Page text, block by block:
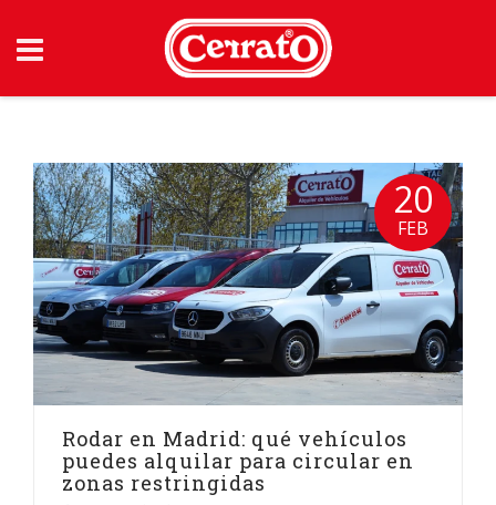
20
FEB
Rodar en Madrid: qué vehículos
puedes alquilar para circular en
zonas restringidas